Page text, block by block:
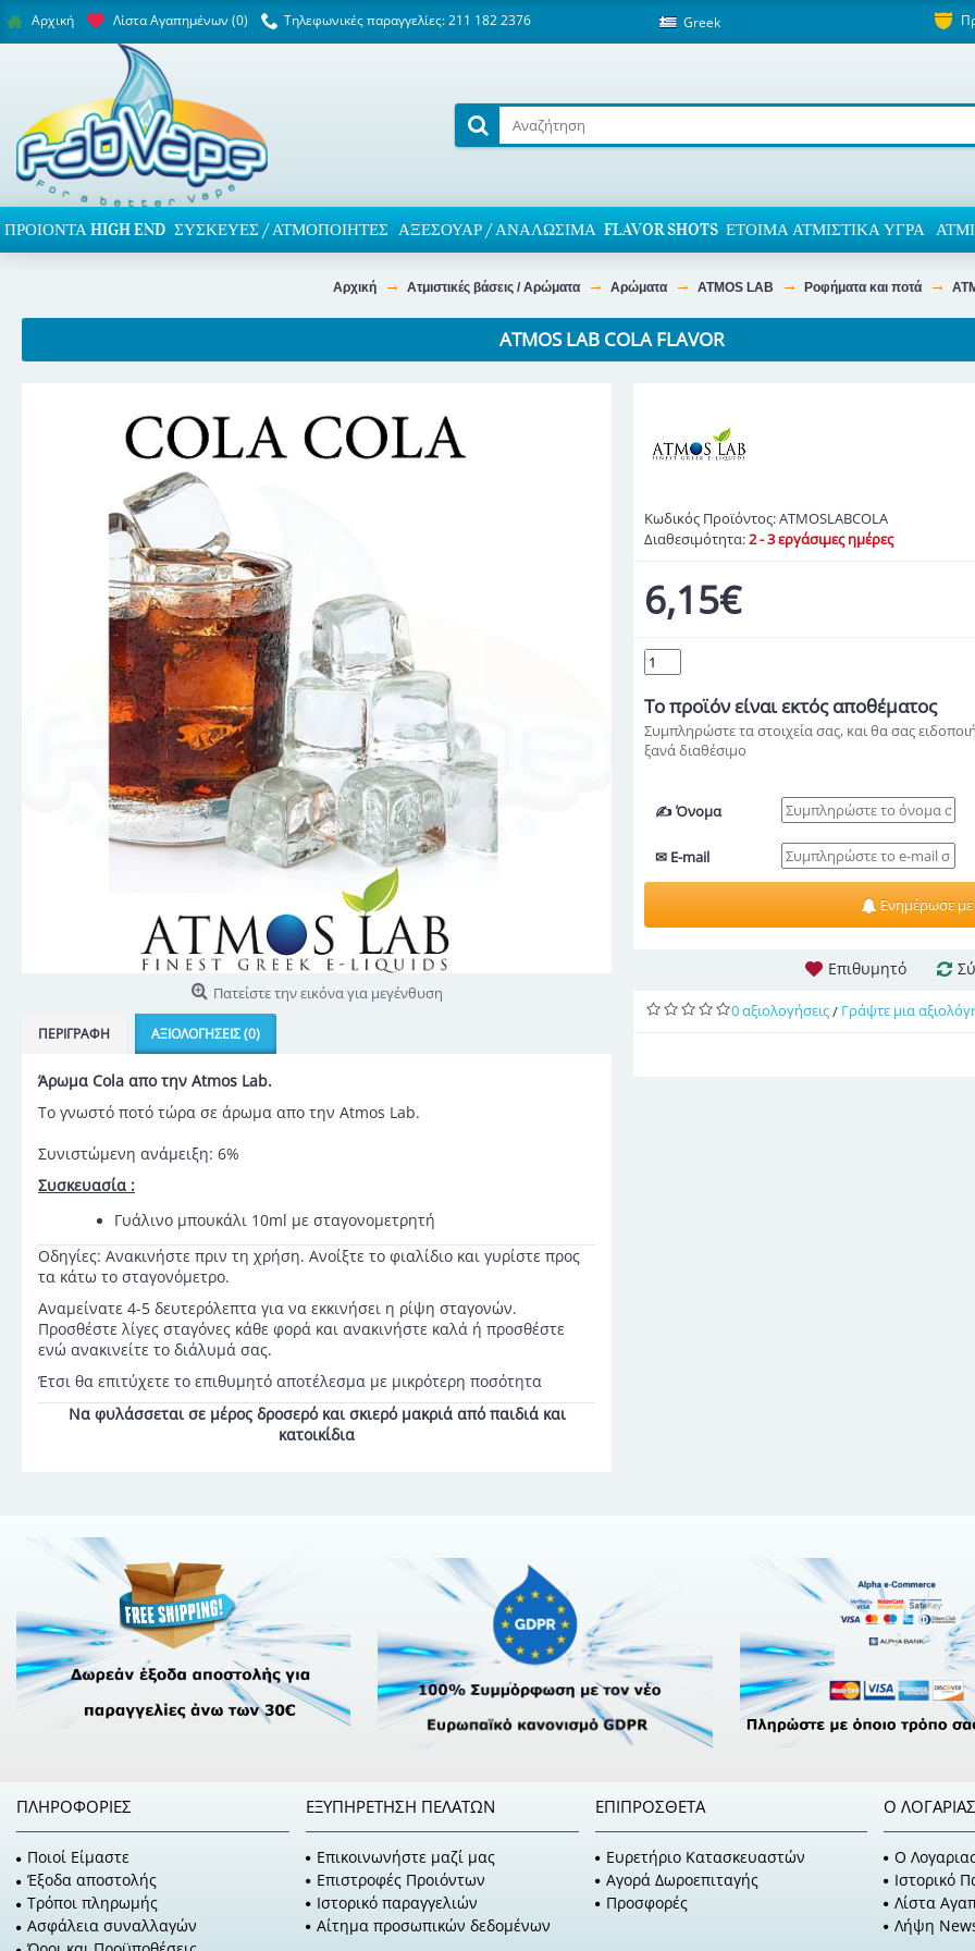
Αρχική Λίστα Αγαπημένων (0) Τηλεφωνικές παραγγελίες: 211 182 2376 Greek
ΠΡΟΙΌΝΤΑ HIGH END ΣΥΣΚΕΥΈΣ / ΑΤΜΟΠΟΙΗΤΈΣ ΑΞΕΣΟΥΆΡ / ΑΝΑΛΏΣΙΜΑ FLAVOR SHOTS ΈΤΟΙΜΑ ΑΤΜΙΣΤΙΚΆ ΥΓΡΆ
Αρχική Ατμιστικές βάσεις / Αρώματα Αρώματα ATMOS LAB Ροφήματα και ποτά
ATMOS LAB COLA FLAVOR
Πατείστε την εικόνα για μεγένθυση
ΠΕΡΙΓΡΑΦΉ ΑΞΙΟΛΟΓΉΣΕΙΣ (0)
Άρωμα Cola απο την Atmos Lab.
Το γνωστό ποτό τώρα σε άρωμα απο την Atmos Lab.
Συνιστώμενη ανάμειξη: 6%
Συσκευασία :
Γυάλινο μπουκάλι 10ml με σταγονομετρητή
Οδηγίες: Ανακινήστε πριν τη χρήση. Ανοίξτε το φιαλίδιο και γυρίστε προς
τα κάτω το σταγονόμετρο.
Αναμείνατε 4-5 δευτερόλεπτα για να εκκινήσει η ρίψη σταγονών.
Προσθέστε λίγες σταγόνες κάθε φορά και ανακινήστε καλά ή προσθέστε
ενώ ανακινείτε το διάλυμά σας.
Έτσι θα επιτύχετε το επιθυμητό αποτέλεσμα με μικρότερη ποσότητα
Να φυλάσσεται σε μέρος δροσερό και σκιερό μακριά από παιδιά και
κατοικίδια
Κωδικός Προϊόντος:ATMOSLABCOLA
Διαθεσιμότητα:2 - 3 εργάσιμες ημέρες
6,15€
Το προϊόνείναι εκτός αποθέματος
Συμπληρώστε τα στοιχεία σας, και θα σας
ξανά διαθέσιμο
✍ Όνομα
✉ E-mail
Ενημέρωσε με
Επιθυμητό
0 αξιολογήσεις/ Γράψτε μια
ΠΛΗΡΟΦΟΡΊΕΣ
Ποιοί Είμαστε
Έξοδα αποστολής
Τρόποι πληρωμής
Ασφάλεια συναλλαγών
ΕΞΥΠΗΡΈΤΗΣΗ ΠΕΛΑΤΏΝ
Επικοινωνήστε μαζί μας
Επιστροφές Προιόντων
Ιστορικό παραγγελιών
Αίτημα προσωπικών δεδομένων
ΕΠΙΠΡΌΣΘΕΤΑ
Ευρετήριο Κατασκευαστών
Αγορά Δωροεπιταγής
Προσφορές
Ο
O
Ιστορικό
Λίστα
Λήψη